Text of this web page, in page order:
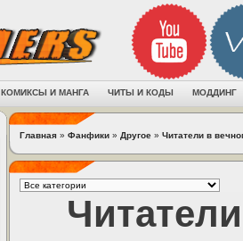
КОМИКСЫ И МАНГА ЧИТЫ И КОДЫ МОДДИНГ
Главная » Фанфики » Другое » Читатели в